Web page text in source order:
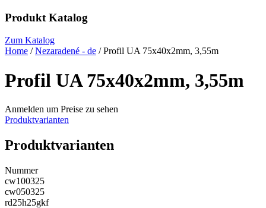
Produkt Katalog
Zum Katalog
Home /Nezaradené - de / Profil UA 75x40x2mm, 3,55m
Profil UA 75x40x2mm, 3,55m
Anmelden um Preise zu sehen
Produktvarianten
Produktvarianten
Nummer
cw100325
cw050325
rd25h25gkf